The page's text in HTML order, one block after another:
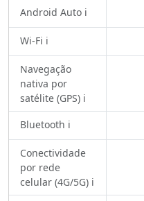
Android Auto ℹ️
Wi-Fi ℹ️
Navegação
nativa por
satélite (GPS) ℹ️
Bluetooth ℹ️
Conectividade
por rede
celular (4G/5G) ℹ️